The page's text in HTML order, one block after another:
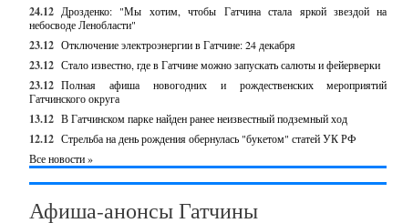
24.12 Дрозденко: "Мы хотим, чтобы Гатчина стала яркой звездой на
небосводе Ленобласти"
23.12 Отключение электроэнергии в Гатчине: 24 декабря
23.12 Стало известно, где в Гатчине можно запускать салюты и фейерверки
23.12 Полная афиша новогодних и рождественских мероприятий
Гатчинского округа
13.12 В Гатчинском парке найден ранее неизвестный подземный ход
12.12 Стрельба на день рождения обернулась "букетом" статей УК РФ
Все новости »
Афиша-анонсы Гатчины